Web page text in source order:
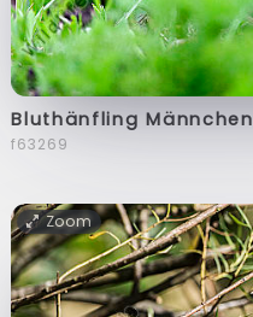
Bluthänfling Männchen
f63269
Zoom